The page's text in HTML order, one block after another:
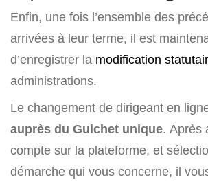
Enfin, une fois l’ensemble des
arrivées à leur terme, il est
d’enregistrer la modification
administrations.
Le changement de dirigeant en
auprès du Guichet unique. Après
compte sur la plateforme, et
démarche qui vous concerne, il